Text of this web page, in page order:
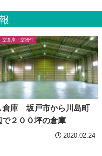
空倉庫・空物件
倉庫 坂戸市から川島町
で２００坪の倉庫
2020.02.24